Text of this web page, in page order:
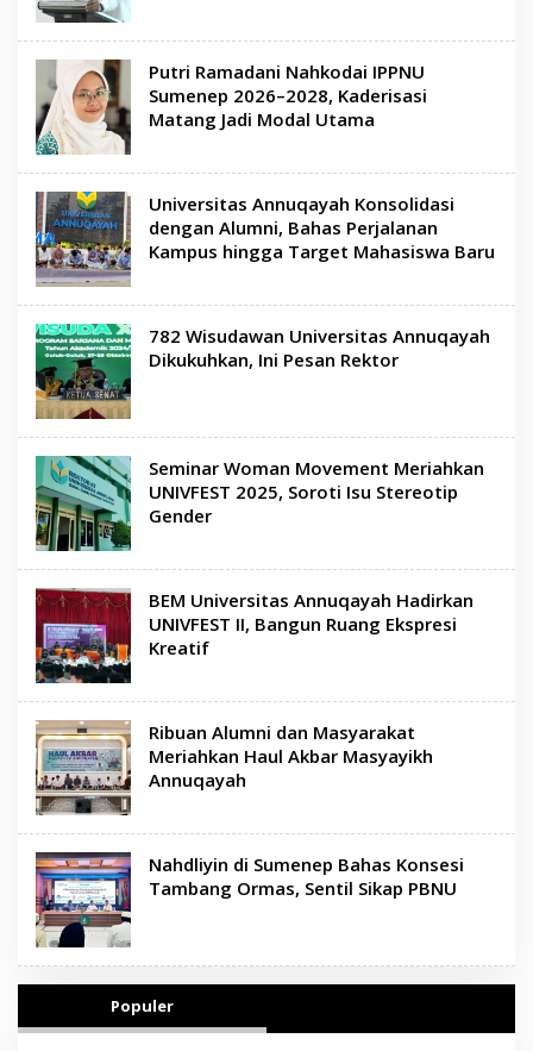
Putri Ramadani Nahkodai IPPNU
Sumenep 2026–2028, Kaderisasi
Matang Jadi Modal Utama
Universitas Annuqayah Konsolidasi
dengan Alumni, Bahas Perjalanan
Kampus hingga Target Mahasiswa Baru
782 Wisudawan Universitas Annuqayah
Dikukuhkan, Ini Pesan Rektor
Seminar Woman Movement Meriahkan
UNIVFEST 2025, Soroti Isu Stereotip
Gender
BEM Universitas Annuqayah Hadirkan
UNIVFEST II, Bangun Ruang Ekspresi
Kreatif
Ribuan Alumni dan Masyarakat
Meriahkan Haul Akbar Masyayikh
Annuqayah
Nahdliyin di Sumenep Bahas Konsesi
Tambang Ormas, Sentil Sikap PBNU
Populer